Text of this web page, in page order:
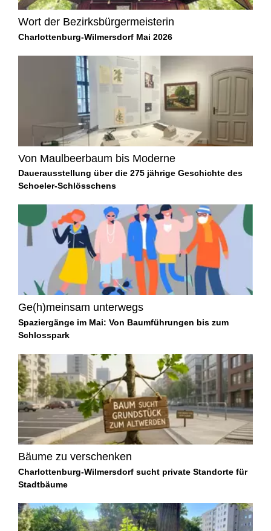
Wort der Bezirksbürgermeisterin
Charlottenburg-Wilmersdorf Mai 2026
Von Maulbeerbaum bis Moderne
Dauerausstellung über die 275 jährige Geschichte des
Schoeler-Schlösschens
Ge(h)meinsam unterwegs
Spaziergänge im Mai: Von Baumführungen bis zum
Schlosspark
Bäume zu verschenken
Charlottenburg-Wilmersdorf sucht private Standorte für
Stadtbäume